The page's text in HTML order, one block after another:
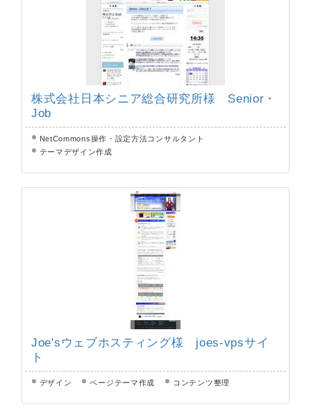
株式会社日本シニア総合研究所様 Senior・
Job
NetCommons操作・設定方法コンサルタント
テーマデザイン作成
Joe'sウェブホスティング様 joes-vpsサイ
ト
デザイン ページテーマ作成 コンテンツ整理